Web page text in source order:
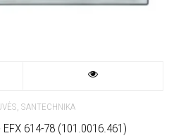
, SANTECHNIKA
614-78 (101.0016.461)